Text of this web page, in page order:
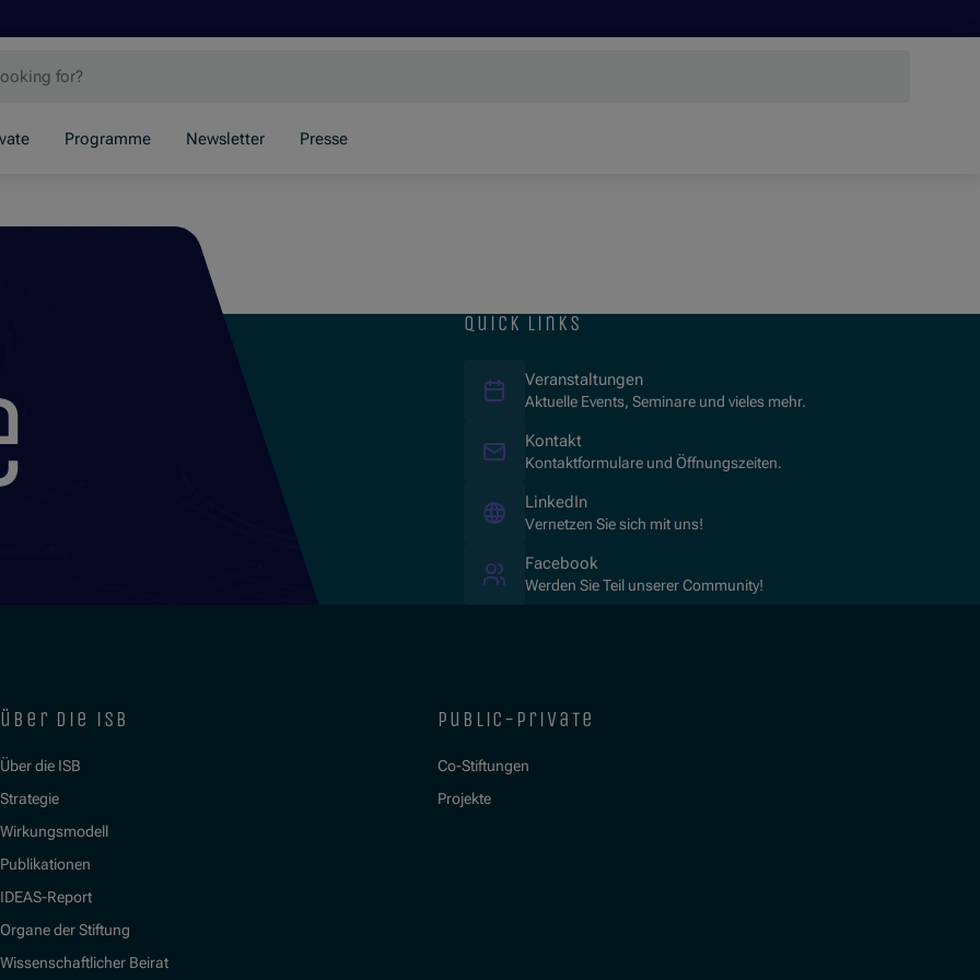
Programme Newsletter Presse
quick links
Veranstaltungen
Aktuelle Events, Seminare und vieles mehr.
Kontakt
Kontaktformulare und Öffnungszeiten.
LinkedIn(Opens in new window)
Vernetzen Sie sich mit uns!
Facebook
Werden Sie Teil unserer Community!
über die isb
Über die ISB
Strategie
Wirkungsmodell
Publikationen
IDEAS-Report
Organe der Stiftung
Wissenschaftlicher Beirat
public-private
Co-Stiftungen
Projekte